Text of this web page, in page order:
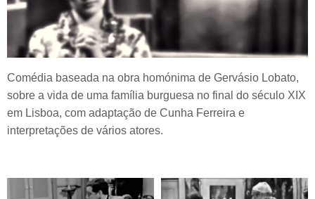
Comédia baseada na obra homónima de Gervásio Lobato,
sobre a vida de uma família burguesa no final do século XIX
em Lisboa, com adaptação de Cunha Ferreira e
interpretações de vários atores.